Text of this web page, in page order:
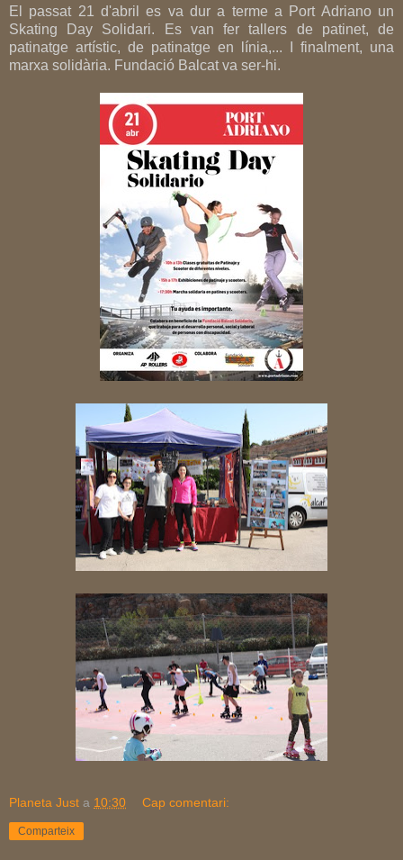
El passat 21 d'abril es va dur a terme a Port Adriano un
Skating Day Solidari. Es van fer tallers de patinet, de
patinatge artístic, de patinatge en línia,... I finalment, una
marxa solidària. Fundació Balcat va ser-hi.
Planeta Just a 10:30 Cap comentari:
Comparteix